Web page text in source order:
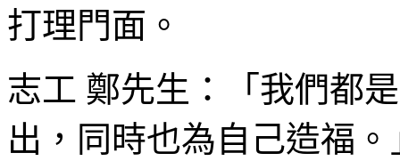
打理門面。
志工 鄭先生：「我們都
出，同時也為自己造福。